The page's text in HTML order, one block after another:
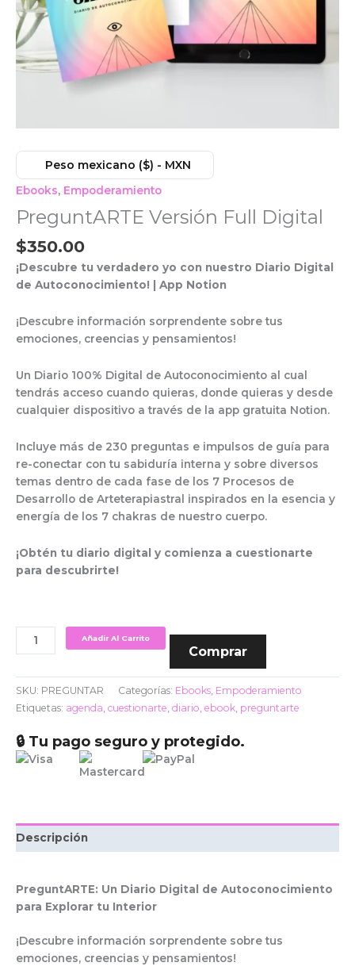
Peso mexicano ($) - MXN
Ebooks, Empoderamiento
PreguntARTE Versión Full Digital
$350.00
¡Descubre tu verdadero yo con nuestro Diario Digital
de Autoconocimiento! | App Notion
¡Descubre información sorprendente sobre tus
emociones, creencias y pensamientos!
Un Diario 100% Digital de Autoconocimiento al cual
tendrás acceso cuando quieras, donde quieras y desde
cualquier dispositivo a través de la app gratuita Notion.
Incluye más de 230 preguntas e impulsos de guía para
re-conectar con tu sabiduría interna y sobre diversos
temas dentro de cada fase de los 7 Procesos de
Desarrollo de Arteterapiastral inspirados en la esencia y
energía de los 7 chakras de nuestro cuerpo.
¡Obtén tu diario digital y comienza a cuestionarte
para descubrirte!
Añadir Al Carrito
Comprar
SKU: PREGUNTAR Categorías: Ebooks Empoderamiento
Etiquetas: agenda cuestionarte diario ebook preguntarte
🔒 Tu pago seguro y protegido.
Descripción
PreguntARTE: Un Diario Digital de Autoconocimiento
para Explorar tu Interior
¡Descubre información sorprendente sobre tus
emociones, creencias y pensamientos!